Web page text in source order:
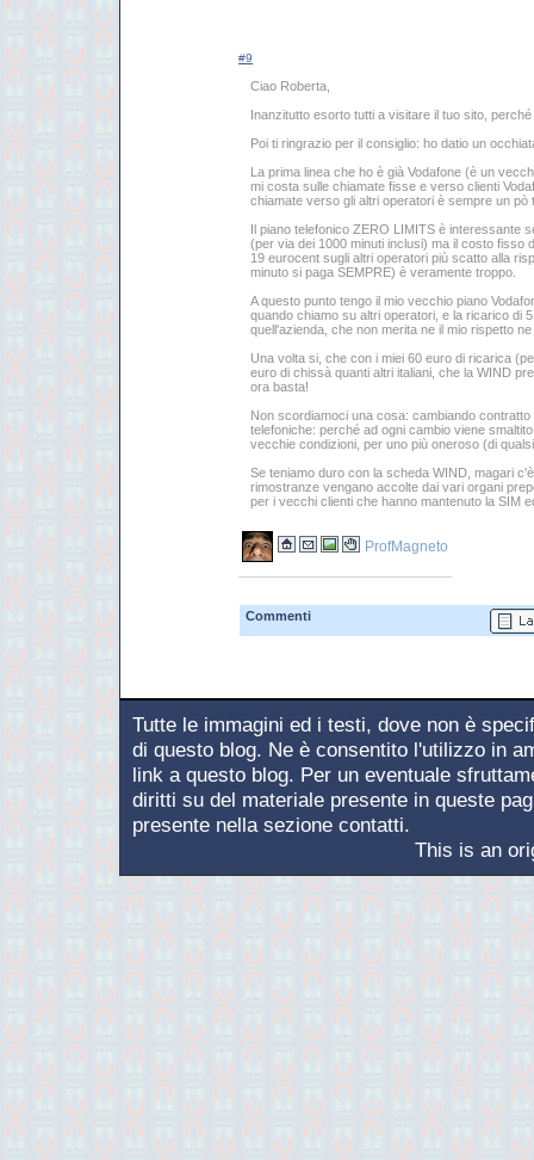
#9
Ciao Roberta,
Inanzitutto esorto tutti a visitare il tuo sito,
Poi ti ringrazio per il consiglio: ho datio un
La prima linea che ho è già Vodafone (è un
mi costa sulle chiamate fisse e verso clienti
chiamate verso gli altri operatori è sempre un pò
Il piano telefonico ZERO LIMITS è interessante
(per via dei 1000 minuti inclusi) ma il costo fisso
19 eurocent sugli altri operatori più scatto alla
minuto si paga SEMPRE) è veramente troppo.
A questo punto tengo il mio vecchio piano
quando chiamo su altri operatori, e la ricarico di
quell'azienda, che non merita ne il mio rispetto
Una volta si, che con i miei 60 euro di ricarica
euro di chissà quanti altri italiani, che la WIND
ora basta!
Non scordiamoci una cosa: cambiando
telefoniche: perché ad ogni cambio viene
vecchie condizioni, per uno più oneroso (di
Se teniamo duro con la scheda WIND, magari
rimostranze vengano accolte dai vari organi
per i vecchi clienti che hanno mantenuto la SIM
ProfMagneto
Commenti
Tutte le immagini ed i testi, dove non è
di questo blog. Ne è consentito l'utilizzo in
link a questo blog. Per un eventuale
diritti su del materiale presente in queste
presente nella sezione contatti.
This is an